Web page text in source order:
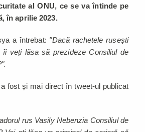
al ONU, ce se va întinde pe
în aprilie 2023.
a întrebat: "Dacă rachetele rusești
îi veți lăsa să prezideze Consiliul de
fost și mai direct în tweet-ul publicat
rus Vasily Nebenzia Consiliul de